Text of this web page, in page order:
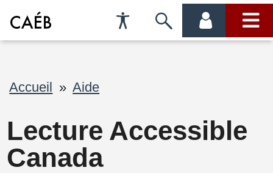
Préférences
d'accessibilité
Passer
menu
menu
Fil
Accueil Aide
Lecture Accessible
Canada